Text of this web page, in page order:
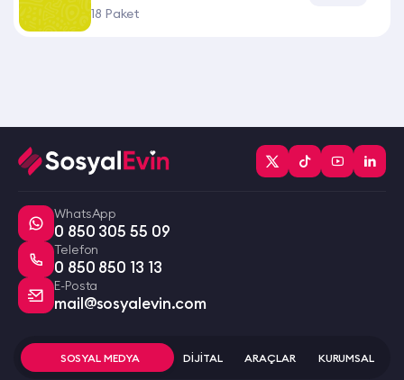
18 Paket
WhatsApp
0 850 305 55 09
Telefon
0 850 850 13 13
E-Posta
mail@sosyalevin.com
SOSYAL MEDYA DİJİTAL ARAÇLAR KURUMSAL